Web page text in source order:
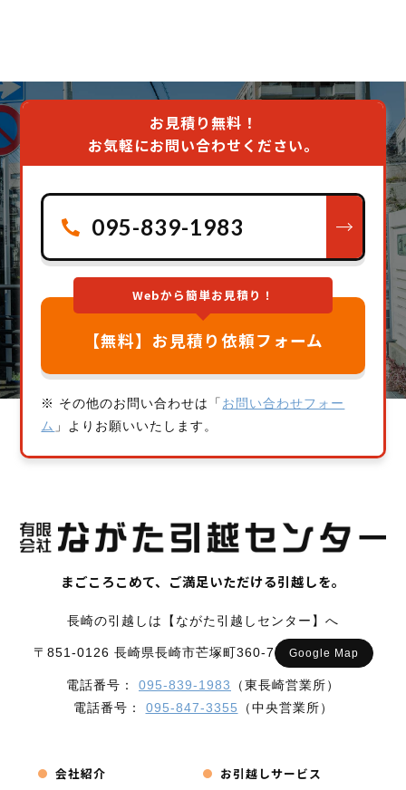
お見積り無料！
お気軽にお問い合わせください。
095-839-1983
Webから簡単お見積り！
【無料】お見積り依頼フォーム
※ その他のお問い合わせは「 お問い合わせフォー
ム 」よりお願いいたします。
まごころこめて、ご満足いただける引越しを。
長崎の引越しは【ながた引越しセンター】へ
〒851-0126 長崎県長崎市芒塚町360-7 Google Map
電話番号： 095-839-1983
（東長崎営業所）
電話番号： 095-847-3355 （中央営業所）
会社紹介 お引越しサービス